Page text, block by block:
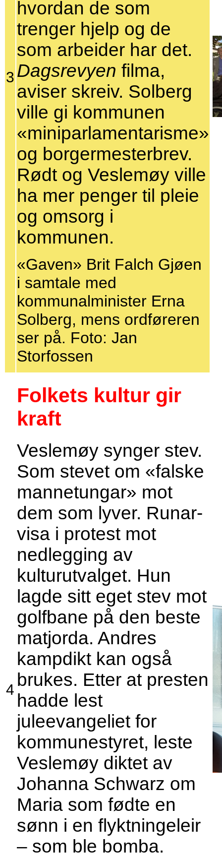
3
hvordan de som
trenger hjelp og de
som arbeider har det.
Dagsrevyen filma,
aviser skreiv. Solberg
ville gi kommunen
«miniparlamentarisme»
og borgermesterbrev.
Rødt og Veslemøy ville
ha mer penger til pleie
og omsorg i
kommunen.
«Gaven» Brit Falch Gjøen
i samtale med
kommunalminister Erna
Solberg, mens ordføreren
ser på. Foto: Jan
Storfossen
4
Folkets kultur gir
kraft
Veslemøy synger stev.
Som stevet om «falske
mannetungar» mot
dem som lyver. Runar-
visa i protest mot
nedlegging av
kulturutvalget. Hun
lagde sitt eget stev mot
golfbane på den beste
matjorda. Andres
kampdikt kan også
brukes. Etter at presten
hadde lest
juleevangeliet for
kommunestyret, leste
Veslemøy diktet av
Johanna Schwarz om
Maria som fødte en
sønn i en flyktningeleir
– som ble bomba.